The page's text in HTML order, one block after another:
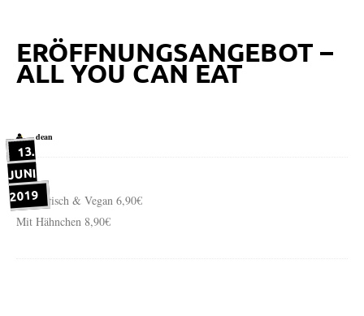
ERÖFFNUNGSANGEBOT –
ALL YOU CAN EAT
13.
JUNI
2019
dean
Vegetarisch & Vegan 6,90€
Mit Hähnchen 8,90€